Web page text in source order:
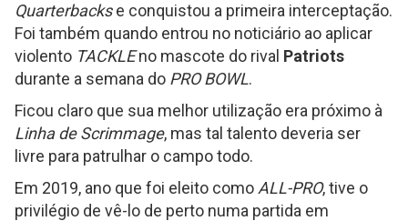
Quarterbackse conquistou a primeira interceptação.
Foi também quando entrou no noticiário ao aplicar
violento TACKLEno mascote do rival Patriots
durante a semana do PRO BOWL.
Ficou claro que sua melhor utilização era próximo à
Linha de Scrimmage, mas tal talento deveria ser
livre para patrulhar o campo todo.
Em 2019, ano que foi eleito como ALL-PRO, tive o
privilégio de vê-lo de perto numa partida em